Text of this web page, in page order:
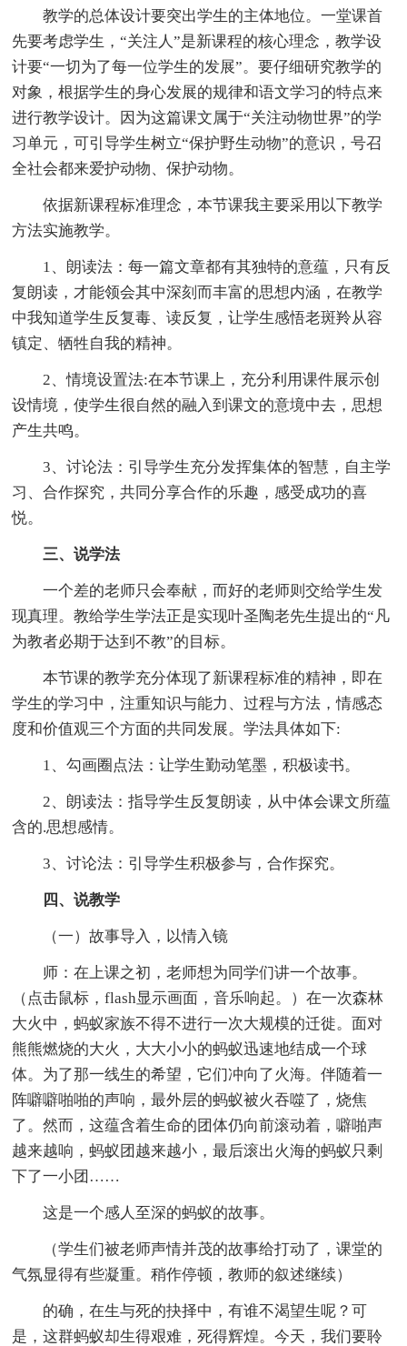
教学的总体设计要突出学生的主体地位。一堂课首
先要考虑学生，“关注人”是新课程的核心理念，教学设
计要“一切为了每一位学生的发展”。要仔细研究教学的
对象，根据学生的身心发展的规律和语文学习的特点来
进行教学设计。因为这篇课文属于“关注动物世界”的学
习单元，可引导学生树立“保护野生动物”的意识，号召
全社会都来爱护动物、保护动物。
依据新课程标准理念，本节课我主要采用以下教学
方法实施教学。
1、朗读法：每一篇文章都有其独特的意蕴，只有反
复朗读，才能领会其中深刻而丰富的思想内涵，在教学
中我知道学生反复毒、读反复，让学生感悟老斑羚从容
镇定、牺牲自我的精神。
2、情境设置法:在本节课上，充分利用课件展示创
设情境，使学生很自然的融入到课文的意境中去，思想
产生共鸣。
3、讨论法：引导学生充分发挥集体的智慧，自主学
习、合作探究，共同分享合作的乐趣，感受成功的喜
悦。
三、说学法
一个差的老师只会奉献，而好的老师则交给学生发
现真理。教给学生学法正是实现叶圣陶老先生提出的“凡
为教者必期于达到不教”的目标。
本节课的教学充分体现了新课程标准的精神，即在
学生的学习中，注重知识与能力、过程与方法，情感态
度和价值观三个方面的共同发展。学法具体如下:
1、勾画圈点法：让学生勤动笔墨，积极读书。
2、朗读法：指导学生反复朗读，从中体会课文所蕴
含的.思想感情。
3、讨论法：引导学生积极参与，合作探究。
四、说教学
（一）故事导入，以情入镜
师：在上课之初，老师想为同学们讲一个故事。
（点击鼠标，flash显示画面，音乐响起。）在一次森林
大火中，蚂蚁家族不得不进行一次大规模的迁徙。面对
熊熊燃烧的大火，大大小小的蚂蚁迅速地结成一个球
体。为了那一线生的希望，它们冲向了火海。伴随着一
阵噼噼啪啪的声响，最外层的蚂蚁被火吞噬了，烧焦
了。然而，这蕴含着生命的团体仍向前滚动着，噼啪声
越来越响，蚂蚁团越来越小，最后滚出火海的蚂蚁只剩
下了一小团……
这是一个感人至深的蚂蚁的故事。
（学生们被老师声情并茂的故事给打动了，课堂的
气氛显得有些凝重。稍作停顿，教师的叙述继续）
的确，在生与死的抉择中，有谁不渴望生呢？可
是，这群蚂蚁却生得艰难，死得辉煌。今天，我们要聆